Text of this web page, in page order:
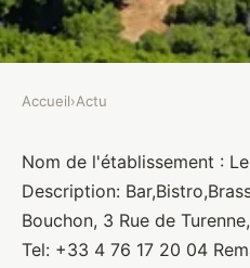
Le Tire Bouchon
Brasseurs 10 janvier 2022•1
Accueil›Actu
Nom de l'établissement :
Description:
Bouchon, 3 Rue de
Tel: +33 4 76 17 20 04